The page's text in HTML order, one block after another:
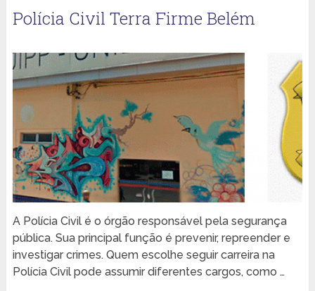
Polícia Civil Terra Firme Belém
A Polícia Civil é o órgão responsável pela segurança
pública. Sua principal função é prevenir, repreender e
investigar crimes. Quem escolhe seguir carreira na
Polícia Civil pode assumir diferentes cargos, como …